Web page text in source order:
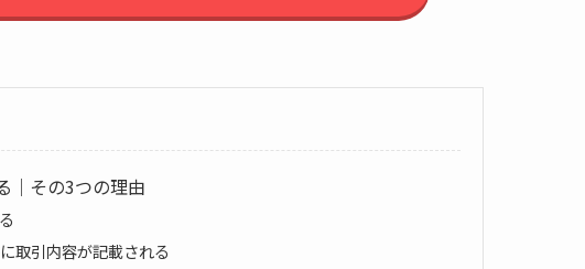
｜その3つの理由
取引内容が記載される